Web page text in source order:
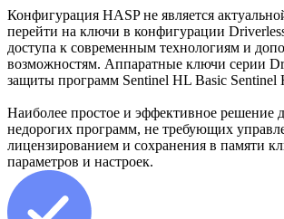
Конфигурация HASP не является
перейти на ключи в конфигурации
доступа к современным технологиям и
возможностям. Аппаратные ключи серии
защиты программ Sentinel HL Basic Sentinel
Наиболее простое и эффективное решение
недорогих программ, не требующих
лицензированием и сохранения в памяти
параметров и настроек.